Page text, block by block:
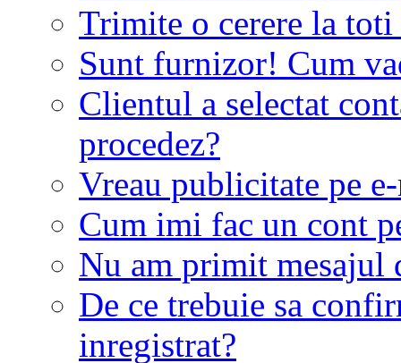
Trimite o cerere la
Sunt furnizor! Cum
Clientul a selectat
procedez?
Vreau publicitate pe
Cum imi fac un cont
Nu am primit mesajul
De ce trebuie sa
inregistrat?